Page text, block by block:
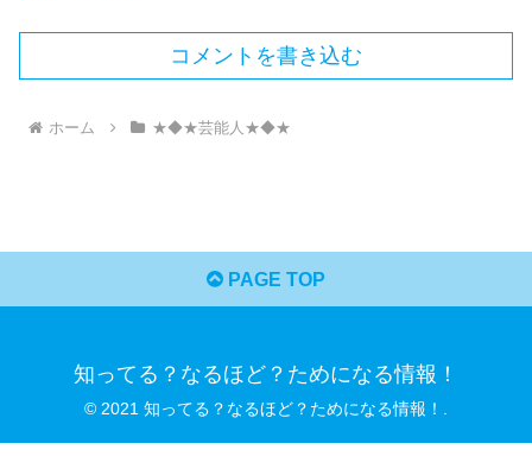
コメントを書き込む
ホーム ★◆★芸能人★◆★
PAGE TOP
知ってる？なるほど？ためになる情報！
© 2021 知ってる？なるほど？ためになる情報！.